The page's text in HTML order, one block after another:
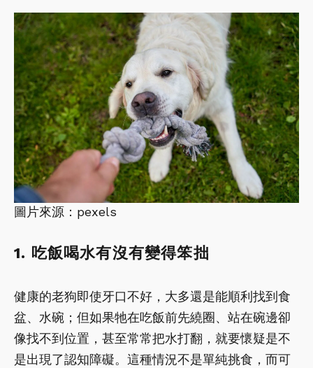
圖片來源：pexels
1. 吃飯喝水有沒有變得笨拙
健康的老狗即使牙口不好，大多還是能順利找到食
盆、水碗；但如果牠在吃飯前先繞圈、站在碗邊卻
像找不到位置，甚至常常把水打翻，就要懷疑是不
是出現了認知障礙。這種情況不是單純挑食，而可